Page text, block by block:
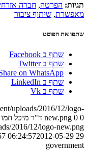
תגיות: הפרטה, חברה
מאפשרת, שיתוף ציבור
שתפו את הפוסט
שתף ב Facebook
שתף ב Twitter
on WhatsApp
שתף ב LinkedIn
שתף ב Vk
uploads/2016/12/logo-
new.png 0 0 ד"ר מיכל
2016/12/logo-new.png
29 06:24:57
2012-05-29 06:24:57
government